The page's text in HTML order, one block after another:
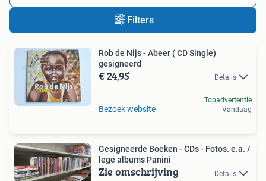
Filters
Rob de Nijs - Abeer ( CD Single)
gesigneerd
€ 24,95 Details
Bezoek website
Topadvertentie
Vandaag
Gesigneerde Boeken - CDs - Fotos. e.a. /
lege albums Panini
Zie omschrijving Details